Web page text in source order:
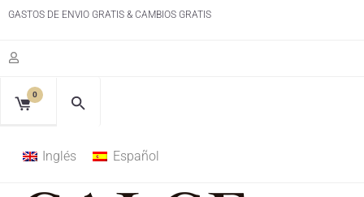
GASTOS DE ENVIO GRATIS & CAMBIOS GRATIS
0
Inglés Español